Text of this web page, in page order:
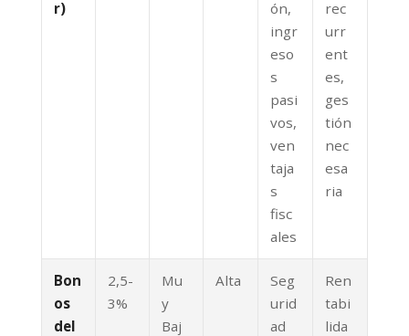
r)
ón,
ingr
eso
s
pasi
vos,
ven
taja
s
fisc
ales
rec
urr
ent
es,
ges
tión
nec
esa
ria
Bon
os
del
2,5-
3%
Mu
y
Baj
Alta
Seg
urid
ad
Ren
tabi
lida